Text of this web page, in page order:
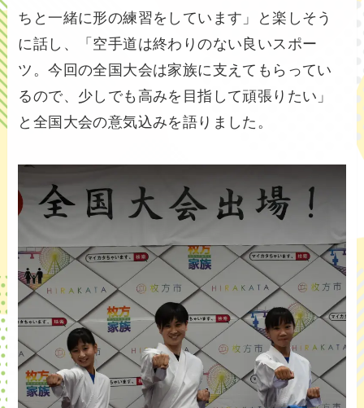
ちと一緒に形の練習をしています」と楽しそう
に話し、「空手道は終わりのない良いスポー
ツ。今回の全国大会は家族に支えてもらってい
るので、少しでも高みを目指して頑張りたい」
と全国大会の意気込みを語りました。